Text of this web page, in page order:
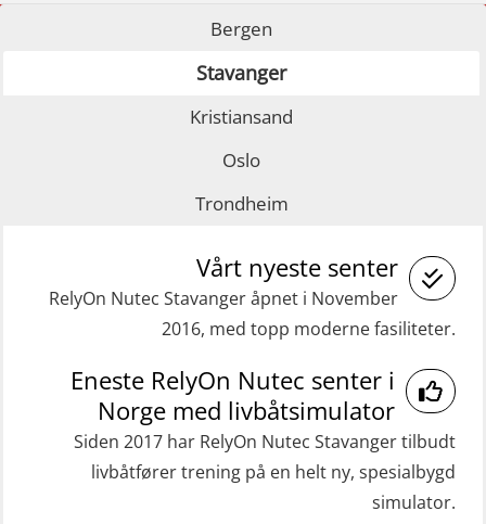
GWO: BST – Onshore (Blended: e-
learning practical) (RBSBLE002)
GWO: BST Refresher – Offshore
(Blended with Adaptive e-learning +
(Blended with Adaptive e-learning
practical) (RBSBLE026)
GWO: BST Refresher – Onshore
(Blended: e-learning practical)
(RBSBLE009)
Gass kurs H2S (OSP105)
Grunnleggende sikkerhetskurs –
Fallsikring (FAR108)
GOC sertifikat grunnleggende
(GMDSS) (MRC101)
GOC sertifikat repetisjon (GMDSS)
inkl. brannslukning (FSC121)
Medisinsk behandling 40 t (MFA104)
Oppdatering medisinsk behandling 8
t (MFA107)
ROC sertifikat grunnleggende
Bergen
Stavanger
Kristiansand
Oslo
Trondheim
Vårt nyeste senter
RelyOn Nutec Stavanger åpnet i November
2016, med topp moderne fasiliteter.
Eneste RelyOn Nutec senter i
Norge med livbåtsimulator
Siden 2017 har RelyOn Nutec Stavanger tilbudt
livbåtfører trening på en helt ny, spesialbygd
simulator.